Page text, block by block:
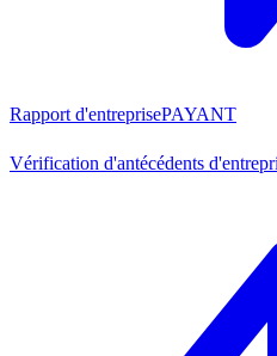
Rapport d'entreprisePAYANT
Vérification d'antécédents